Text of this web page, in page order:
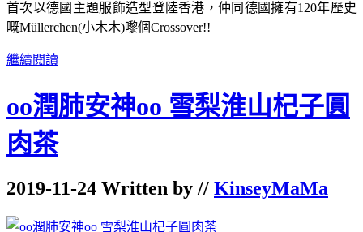
首次以德國主題服飾造型登陸香港，仲同德國擁有120年歷史
嘅Müllerchen(小木木)嚟個Crossover!!
繼續閱讀
oo潤肺安神oo 雪梨淮山杞子圓
肉茶
2019-11-24 Written by // KinseyMaMa